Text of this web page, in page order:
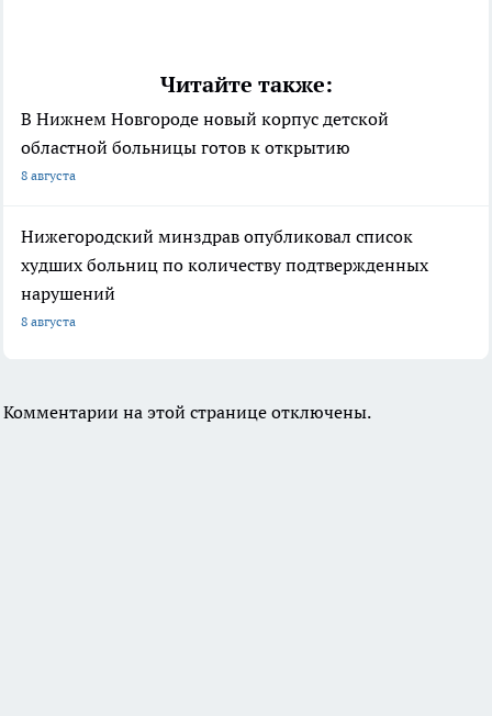
Читайте также:
В Нижнем Новгороде новый корпус детской
областной больницы готов к открытию
8 августа
Нижегородский минздрав опубликовал список
худших больниц по количеству подтвержденных
нарушений
8 августа
Комментарии на этой странице отключены.